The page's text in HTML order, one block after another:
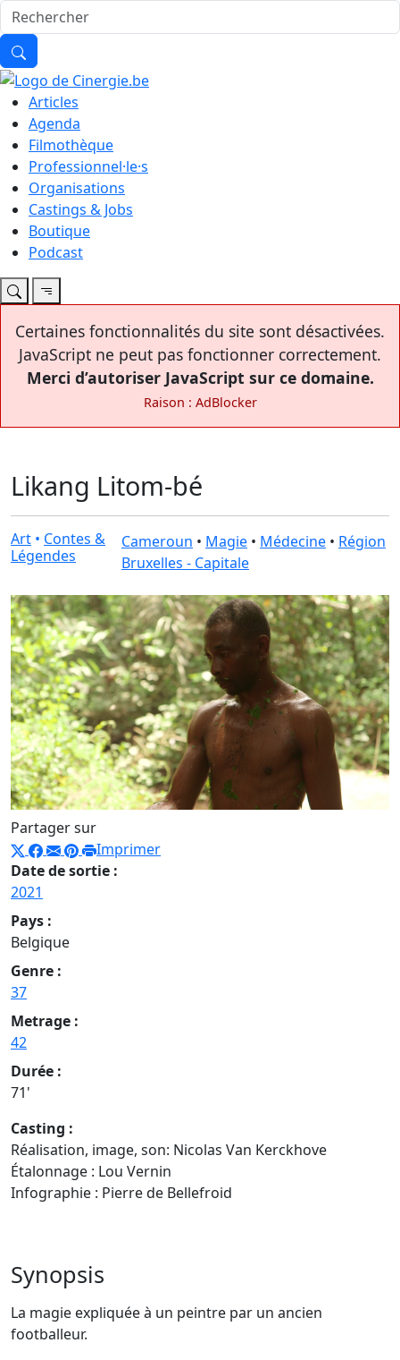
Articles
Agenda
Filmothèque
Professionnel·le·s
Organisations
Castings & Jobs
Boutique
Podcast
Certaines fonctionnalités du site sont désactivées.
JavaScript ne peut pas fonctionner correctement.
Merci d’autoriser JavaScript sur ce domaine.
Raison : AdBlocker
Likang Litom-bé
Art • Contes &
Légendes
Cameroun • Magie• Médecine• Région
Bruxelles - Capitale
Partager sur
Imprimer
Date de sortie :
2021
Pays :
Belgique
Genre :
37
Metrage :
42
Durée :
71'
Casting :
Réalisation, image, son: Nicolas Van Kerckhove
Étalonnage : Lou Vernin
Infographie : Pierre de Bellefroid
Synopsis
La magie expliquée à un peintre par un ancien
footballeur.